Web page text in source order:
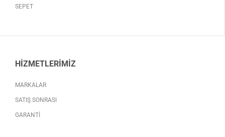
SEPET
HIZMETLERIMIZ
MARKALAR
SATIŞ SONRASI
GARANTI